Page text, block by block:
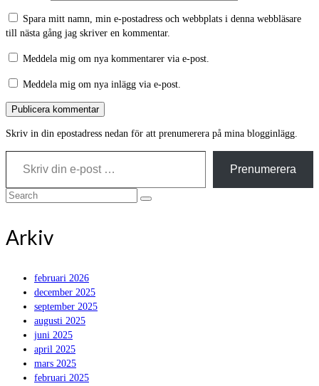
Spara mitt namn, min e-postadress och webbplats i denna webbläsare
till nästa gång jag skriver en kommentar.
Meddela mig om nya kommentarer via e-post.
Meddela mig om nya inlägg via e-post.
Skriv in din epostadress nedan för att prenumerera på mina blogginlägg.
Skriv din e-post …
Prenumerera
Search
Arkiv
februari 2026
december 2025
september 2025
augusti 2025
juni 2025
april 2025
mars 2025
februari 2025